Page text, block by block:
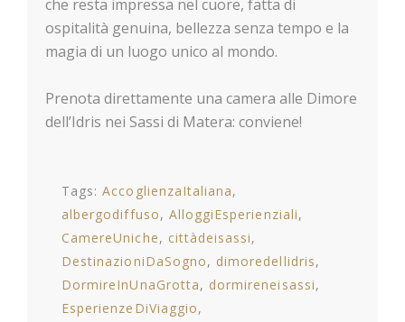
che resta impressa nel cuore, fatta di
ospitalità genuina, bellezza senza tempo e la
magia di un luogo unico al mondo.
Prenota direttamente una camera alle Dimore
dell’Idris nei Sassi di Matera: conviene!
Tags:AccoglienzaItaliana
albergodiffuso
AlloggiEsperienziali
CamereUniche
cittàdeisassi
DestinazioniDaSogno
dimoredellidris
DormireInUnaGrotta
dormireneisassi
EsperienzeDiViaggio